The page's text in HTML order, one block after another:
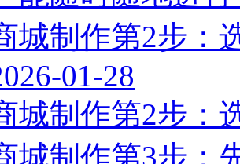
城制作第2步：
01-28
城制作第2步：
城制作第3步：